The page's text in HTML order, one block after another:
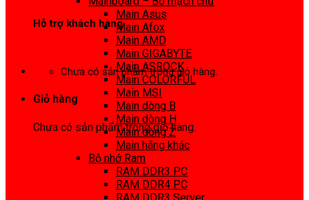
Hỗ trợ khách hàng
Chưa có sản phẩm trong giỏ hàng.
Giỏ hàng
Chưa có sản phẩm trong giỏ hàng.
Main Asus
Main Afox
Main AMD
Main GIGABYTE
Main ASROCK
Main COLORFUL
Main MSI
Main dòng B
Main dòng H
Main dòng Z
Main hãng khác
Bộ nhớ Ram
RAM DDR3 PC
RAM DDR4 PC